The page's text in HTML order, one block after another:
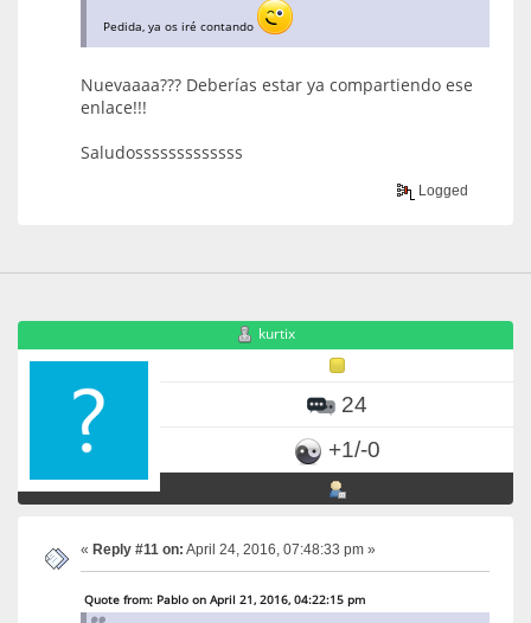
Pedida, ya os iré contando
Nuevaaaa??? Deberías estar ya compartiendo ese
enlace!!!
Saludosssssssssssss
Logged
kurtix
24
+1/-0
« Reply #11 on: April 24, 2016, 07:48:33 pm »
Quote from: Pablo on April 21, 2016, 04:22:15 pm